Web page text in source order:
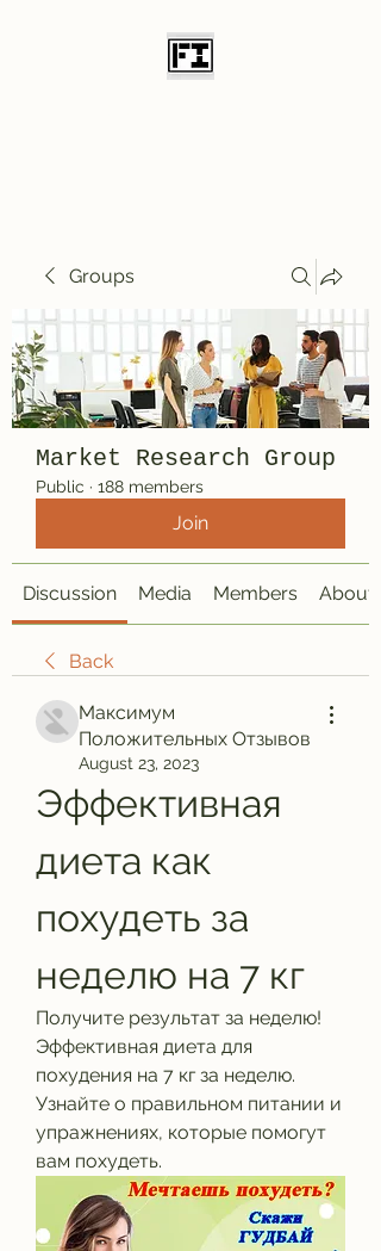
Groups
Market Research Group
Public · 188 members
Join
Discussion Media Members About
Back
Максимум
Положительных Отзывов
August 23, 2023
Эффективная
диета как
похудеть за
неделю на 7 кг
Получите результат за неделю!
Эффективная диета для
похудения на 7 кг за неделю.
Узнайте о правильном питании и
упражнениях, которые помогут
вам похудеть.